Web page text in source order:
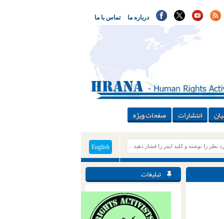
تماس با ما درباره ما
انتشارات صفحات ویژه
English
تبلیغات